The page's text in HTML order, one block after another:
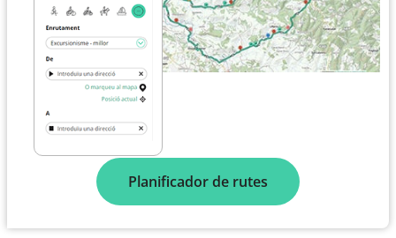
Planificador de rutes